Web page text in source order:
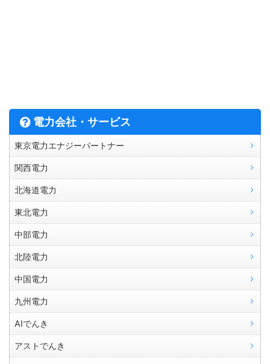
電力会社・サービス
東京電力エナジーパートナー
関西電力
北海道電力
東北電力
中部電力
北陸電力
中国電力
九州電力
AIでんき
アストでんき